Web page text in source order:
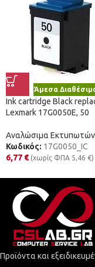
Άμεσα
Ink cartridge Black
Lexmark 17G0050E, 50
Αναλώσιμα Εκτυπωτών
Κωδικός: 17G0050_IC
6,77 € (χωρίς ΦΠΑ 5,46 €)
Προϊόντα και